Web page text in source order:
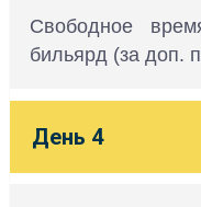
Свободное
бильярд (за доп.
День 4